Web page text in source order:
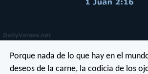
Porque nada de lo que hay en el
deseos de la carne, la codicia de los